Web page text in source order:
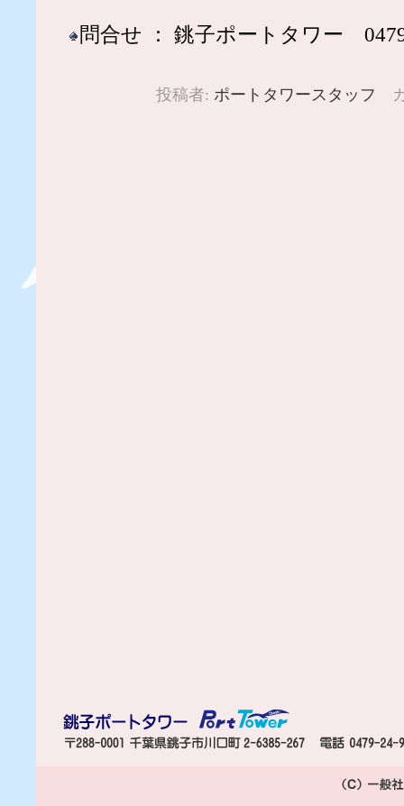
問合せ ： 銚子ポートタワー
投稿者: ポートタワースタッフ